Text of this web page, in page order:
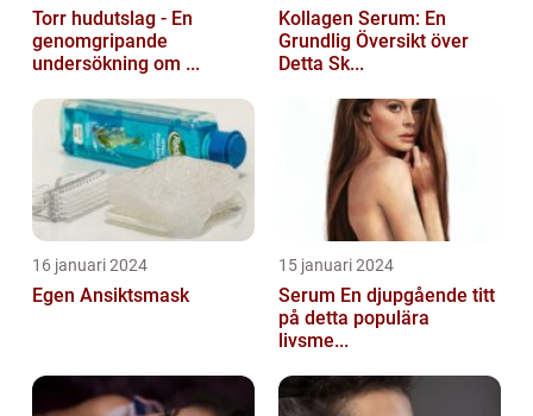
Torr hudutslag - En
genomgripande
undersökning om ...
Kollagen Serum: En
Grundlig Översikt över
Detta Sk...
16 januari 2024
Egen Ansiktsmask
15 januari 2024
Serum En djupgående titt
på detta populära
livsme...